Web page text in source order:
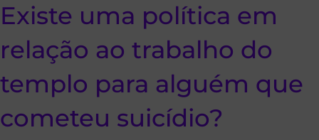
Existe uma política em
relação ao trabalho do
templo para alguém que
cometeu suicídio?